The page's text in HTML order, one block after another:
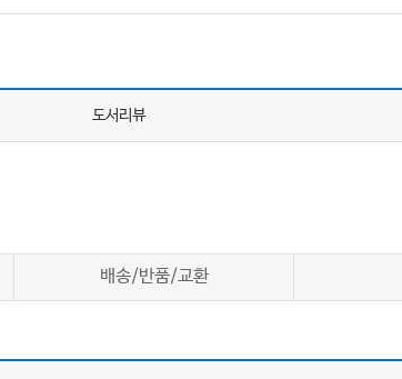
도서리뷰
배송/반품/교환